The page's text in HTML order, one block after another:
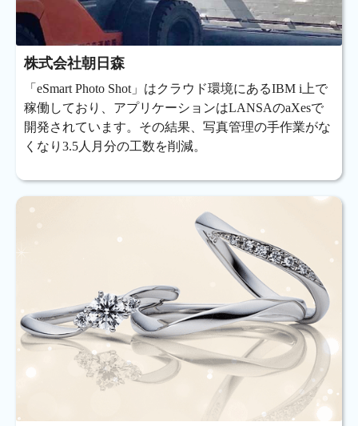
株式会社朝日森
「eSmart Photo Shot」はクラウド環境にあるIBM i上で
稼働しており、アプリケーションはLANSAのaXesで
開発されています。その結果、写真管理の手作業がな
くなり3.5人月分の工数を削減。